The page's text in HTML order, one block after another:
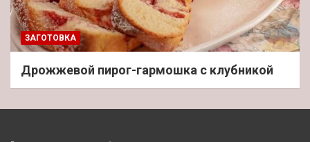
ЗАГОТОВКА
Дрожжевой пирог-гармошка с клубникой